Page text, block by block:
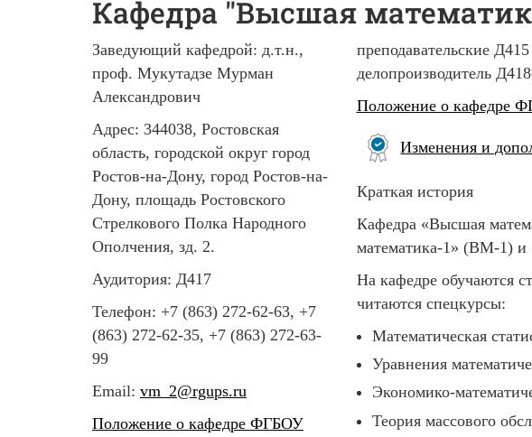
Кафедра "Высшая
Заведующий кафедрой: д.т.н.,
проф. Мукутадзе Мурман
Александрович
Адрес: 344038, Ростовская
область, городской округ город
Ростов-на-Дону, город Ростов-на-
Дону, площадь Ростовского
Стрелкового Полка Народного
Ополчения, зд. 2.
Аудитория: Д417
Телефон: +7 (863) 272-62-63, +7
(863) 272-62-35, +7 (863) 272-63-
99
Email: vm_2@rgups.ru
Положение о кафедре ФГБОУ
преподавательские
делопроизводитель
Положение о кафедре
Изменения и
Краткая история
Кафедра «Высшая
математика-1» (ВМ-1)
На кафедре обучаются
читаются спецкурсы:
Математическая
Уравнения
Экономико-
Теория массового